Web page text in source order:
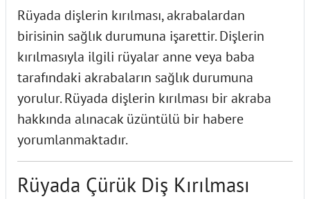
Rüyada dişlerin kırılması, akrabalardan
birisinin sağlık durumuna işarettir. Dişlerin
kırılmasıyla ilgili rüyalar anne veya baba
tarafındaki akrabaların sağlık durumuna
yorulur. Rüyada dişlerin kırılması bir akraba
hakkında alınacak üzüntülü bir habere
yorumlanmaktadır.
Rüyada Çürük Diş Kırılması